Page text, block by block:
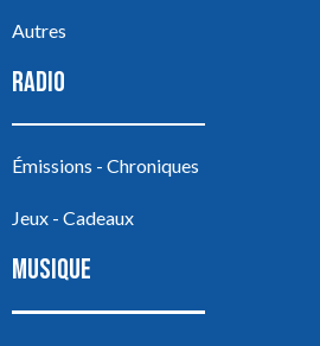
Autres
RADIO
Émissions - Chroniques
Jeux - Cadeaux
MUSIQUE